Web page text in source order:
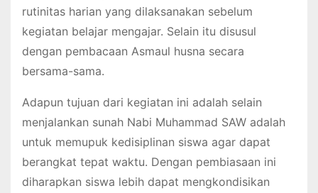
rutinitas harian yang dilaksanakan sebelum
kegiatan belajar mengajar. Selain itu disusul
dengan pembacaan Asmaul husna secara
bersama-sama.
Adapun tujuan dari kegiatan ini adalah selain
menjalankan sunah Nabi Muhammad SAW adalah
untuk memupuk kedisiplinan siswa agar dapat
berangkat tepat waktu. Dengan pembiasaan ini
diharapkan siswa lebih dapat mengkondisikan